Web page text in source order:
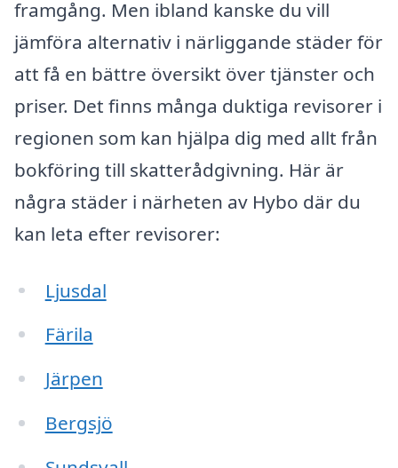
framgång. Men ibland kanske du vill
jämföra alternativ i närliggande städer för
att få en bättre översikt över tjänster och
priser. Det finns många duktiga revisorer i
regionen som kan hjälpa dig med allt från
bokföring till skatterådgivning. Här är
några städer i närheten av Hybo där du
kan leta efter revisorer:
Ljusdal
Färila
Järpen
Bergsjö